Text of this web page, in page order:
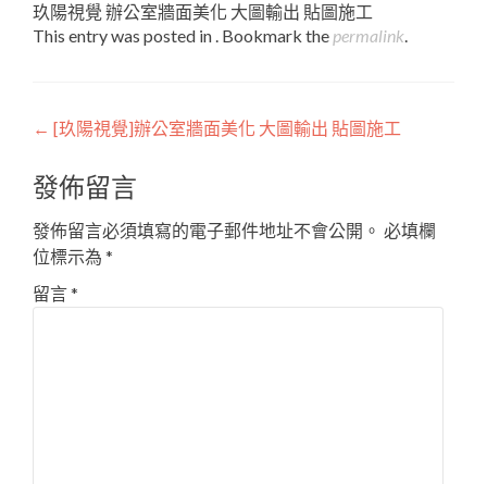
玖陽視覺 辦公室牆面美化 大圖輸出 貼圖施工
This entry was posted in . Bookmark the permalink.
Post
navigation
← [玖陽視覺]辦公室牆面美化 大圖輸出 貼圖施工
發佈留言
發佈留言必須填寫的電子郵件地址不會公開。 必填欄
位標示為 *
留言*